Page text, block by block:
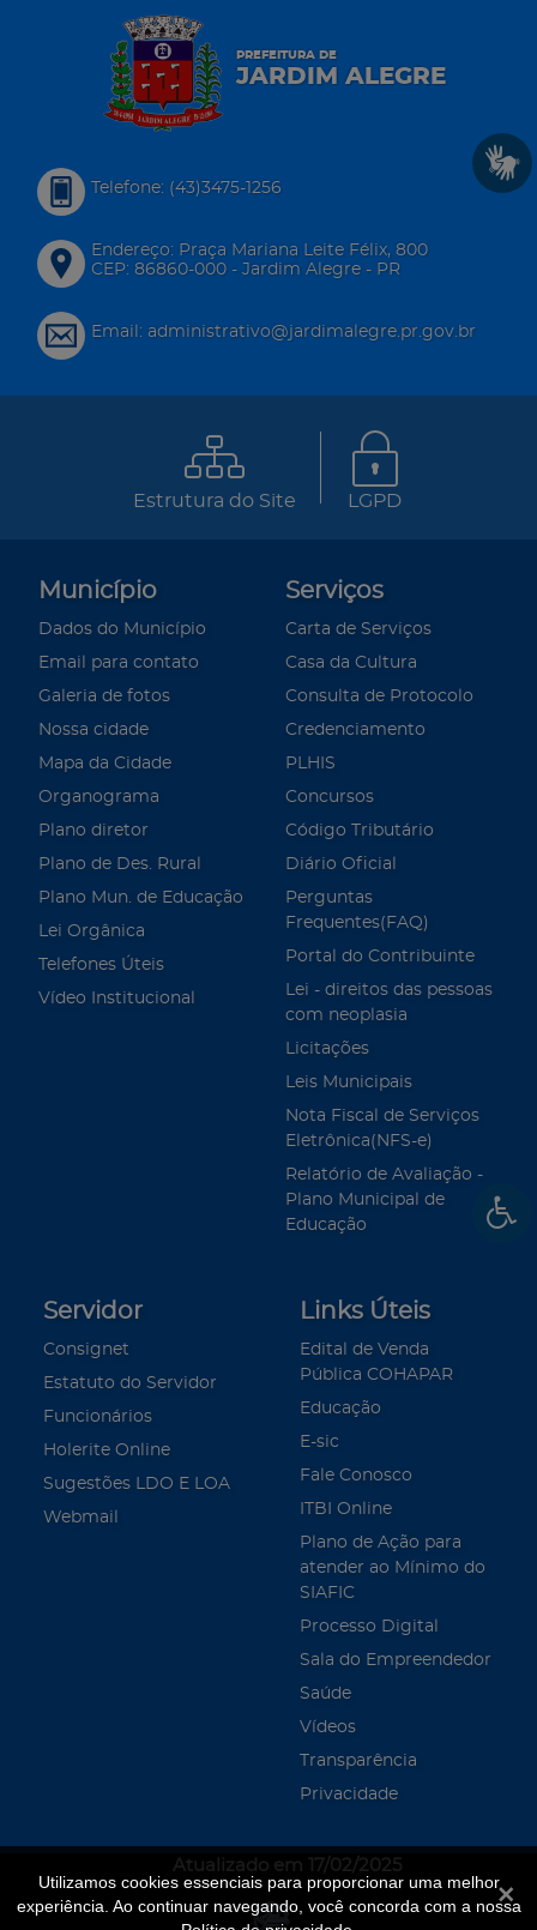
Utilizamos cookies essenciais para proporcionar uma melhor
experiência. Ao continuar navegando, você concorda com a nossa
PREFEITURA DE
JARDIM ALEGRE
Telefone: (43)3475-1256
Endereço: Praça Mariana Leite Félix, 800
CEP: 86860-000 - Jardim Alegre - PR
Email: administrativo@jardimalegre.pr.gov.br
Estrutura do Site LGPD
Município
Dados do Município
Email para contato
Galeria de fotos
Nossa cidade
Mapa da Cidade
Organograma
Plano diretor
Plano de Des. Rural
Plano Mun. de Educação
Lei Orgânica
Telefones Úteis
Vídeo Institucional
Serviços
Carta de Serviços
Casa da Cultura
Consulta de Protocolo
Credenciamento
PLHIS
Concursos
Código Tributário
Diário Oficial
Perguntas
Frequentes(FAQ)
Portal do Contribuinte
Lei - direitos das pessoas
com neoplasia
Licitações
Leis Municipais
Nota Fiscal de Serviços
Eletrônica(NFS-e)
Relatório de Avaliação -
Plano Municipal de
Educação
Servidor
Consignet
Estatuto do Servidor
Funcionários
Holerite Online
Sugestões LDO E LOA
Webmail
Links Úteis
Edital de Venda
Pública COHAPAR
Educação
E-sic
Fale Conosco
ITBI Online
Plano de Ação para
atender ao Mínimo do
SIAFIC
Processo Digital
Sala do Empreendedor
Saúde
Vídeos
Transparência
Privacidade
Atualizado em 17/02/2025